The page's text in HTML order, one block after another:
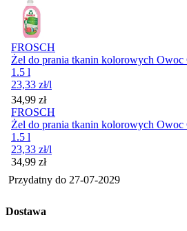
FROSCH
Żel do prania tkanin kolorowych Owoc
1.5 l
23,33 zł/l
Cena
34,99 zł
FROSCH
Żel do prania tkanin kolorowych Owoc
1.5 l
23,33 zł/l
Cena
34,99 zł
Przydatny do 27-07-2029
Dostawa